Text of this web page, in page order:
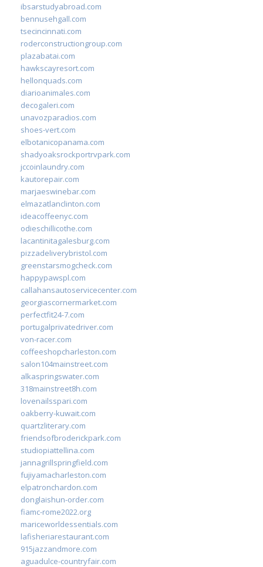
ibsarstudyabroad.com
bennusehgall.com
tsecincinnati.com
roderconstructiongroup.com
plazabatai.com
hawkscayresort.com
hellonquads.com
diarioanimales.com
decogaleri.com
unavozparadios.com
shoes-vert.com
elbotanicopanama.com
shadyoaksrockportrvpark.com
jccoinlaundry.com
kautorepair.com
marjaeswinebar.com
elmazatlanclinton.com
ideacoffeenyc.com
odieschillicothe.com
lacantinitagalesburg.com
pizzadeliverybristol.com
greenstarsmogcheck.com
happypawspl.com
callahansautoservicecenter.com
georgiascornermarket.com
perfectfit24-7.com
portugalprivatedriver.com
von-racer.com
coffeeshopcharleston.com
salon104mainstreet.com
alkaspringswater.com
318mainstreet8h.com
lovenailsspari.com
oakberry-kuwait.com
quartzliterary.com
friendsofbroderickpark.com
studiopiattellina.com
jannagrillspringfield.com
fujiyamacharleston.com
elpatronchardon.com
donglaishun-order.com
fiamc-rome2022.org
mariceworldessentials.com
lafisheriarestaurant.com
915jazzandmore.com
aguadulce-countryfair.com